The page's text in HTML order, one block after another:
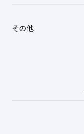
その他